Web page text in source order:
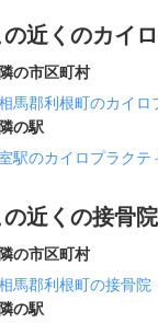
の近くのカイ
の市区町村
馬郡利根町のカイロ
の駅
駅のカイロプラクテ
の近くの接骨
の市区町村
馬郡利根町の接骨院
の駅